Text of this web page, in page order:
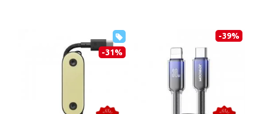
-31%
-39%